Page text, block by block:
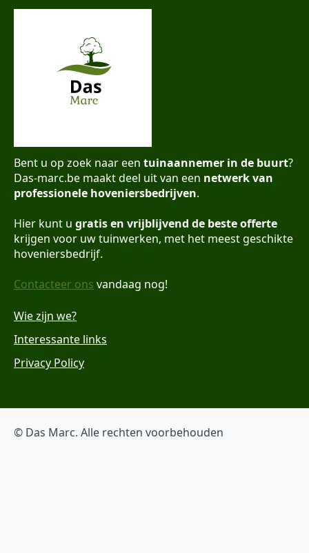
Bent u op zoek naar een tuinaannemer in de buurt?
Das-marc.be maakt deel uit van een netwerk van
professionele hoveniersbedrijven.
Hier kunt u gratis en vrijblijvend de beste offerte
krijgen voor uw tuinwerken, met het meest geschikte
hoveniersbedrijf.
Contacteer ons vandaag nog!
Wie zijn we?
Interessante links
Privacy Policy
© Das Marc. Alle rechten voorbehouden